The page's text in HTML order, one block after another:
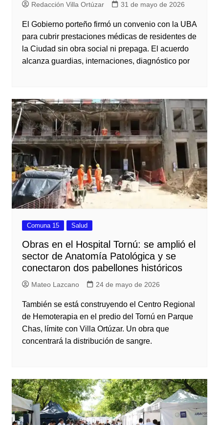
Redacción Villa Ortúzar 31 de mayo de 2026
El Gobierno porteño firmó un convenio con la UBA
para cubrir prestaciones médicas de residentes de
la Ciudad sin obra social ni prepaga. El acuerdo
alcanza guardias, internaciones, diagnóstico por
Comuna 15 Salud
Obras en el Hospital Tornú: se amplió el
sector de Anatomía Patológica y se
conectaron dos pabellones históricos
Mateo Lazcano 24 de mayo de 2026
También se está construyendo el Centro Regional
de Hemoterapia en el predio del Tornú en Parque
Chas, límite con Villa Ortúzar. Un obra que
concentrará la distribución de sangre.